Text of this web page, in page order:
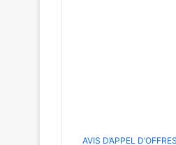
AVIS D’APPEL